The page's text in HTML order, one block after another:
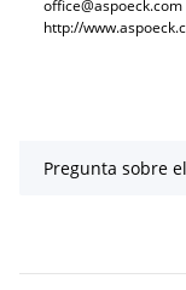
office@aspoeck.com
http://
Pregunta sobre